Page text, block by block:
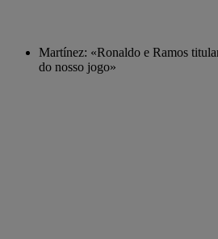
Martínez: «Ronaldo e Ramos
do nosso jogo»